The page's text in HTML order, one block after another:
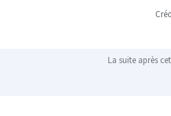
La suite après